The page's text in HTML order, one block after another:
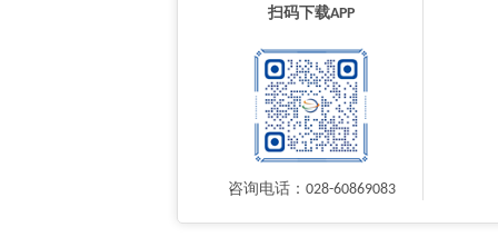
扫码下载APP
咨询电话：028-60869083